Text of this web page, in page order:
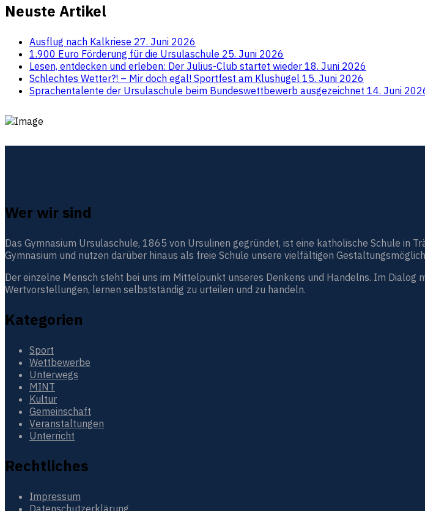
Neuste Artikel
Ausflug nach Kalkriese 27. Juni 2026
1.900 Euro Förderung für die Ursulaschule 25. Juni 2026
Lesen, entdecken und erleben: Der Julius-Club startet wieder 18. Juni 2026
Schlechtes Wetter?! – Mir doch egal! Sportfest am Klushügel 15. Juni 2026
Sprachentalente der Ursulaschule beim Bundeswettbewerb ausgezeichnet 14. Juni
Wer wir sind
Das Gymnasium Ursulaschule, 1865 von Ursulinen gegründet, ist eine katholische Schule in
Gymnasium und nutzen darüber hinaus als freie Schule unsere vielfältigen
Der einzelne Mensch steht bei uns im Mittelpunkt unseres Denkens und Handelns. Im
Wertvorstellungen, lernen selbstständig zu urteilen und zu handeln.
Kategorien
Sport
Wettbewerbe
Unterwegs
MINT
Kultur
Gemeinschaft
Veranstaltungen
Unterricht
Rechtliches
Impressum
Datenschutzerklärung